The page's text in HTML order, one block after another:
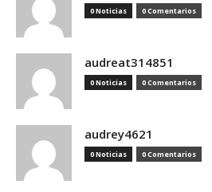
0 Noticias 0 Comentarios
audreat314851
0 Noticias 0 Comentarios
audrey4621
0 Noticias 0 Comentarios